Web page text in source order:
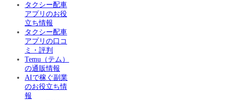
タクシー配車
アプリのお役
立ち情報
タクシー配車
アプリの口コ
ミ・評判
Temu（テム）
の通販情報
AIで稼ぐ副業
のお役立ち情
報